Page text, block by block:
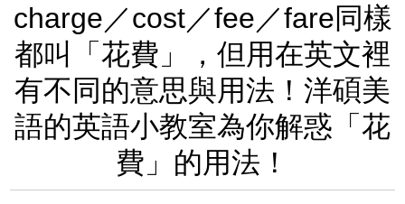
charge／cost／fee／fare同樣
都叫「花費」，但用在英文裡
有不同的意思與用法！洋碩美
語的英語小教室為你解惑「花
費」的用法！